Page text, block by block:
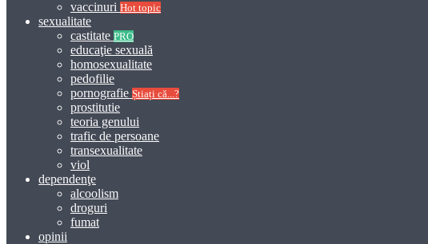
vaccinuri Hot topic
sexualitate
castitate PRO
educaţie sexuală
homosexualitate
pedofilie
pornografie Știați că...?
prostitutie
teoria genului
trafic de persoane
transexualitate
viol
dependenţe
alcoolism
droguri
fumat
opinii